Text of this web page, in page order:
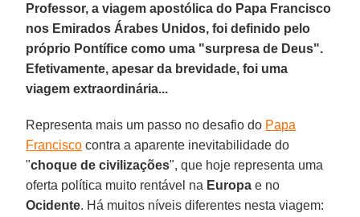
Professor, a viagem apostólica do Papa Francisco
nos Emirados Árabes Unidos, foi definido pelo
próprio Pontífice como uma "surpresa de Deus".
Efetivamente, apesar da brevidade, foi uma
viagem extraordinária...
Representa mais um passo no desafio do Papa
Francisco contra a aparente inevitabilidade do
"choque de civilizações", que hoje representa uma
oferta política muito rentável na Europa e no
Ocidente. Há muitos níveis diferentes nesta viagem: